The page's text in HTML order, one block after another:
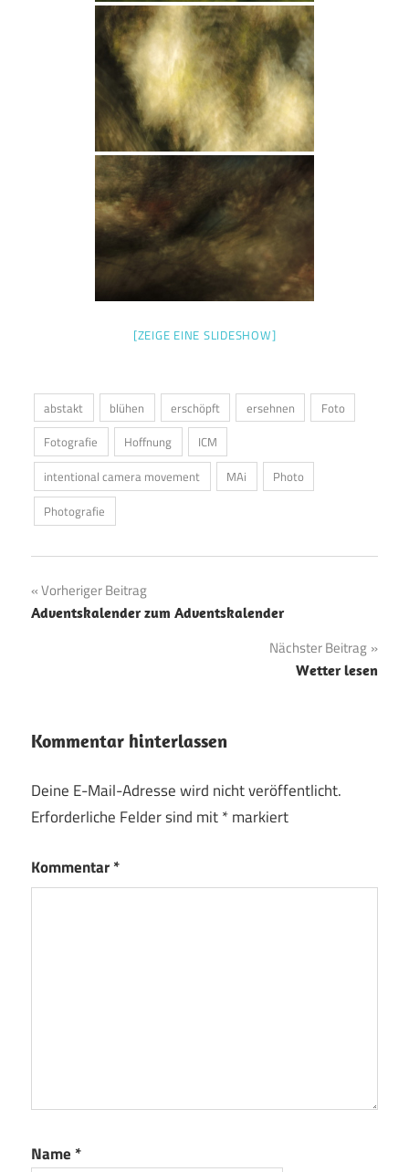
[ZEIGE EINE SLIDESHOW]
abstakt blühen erschöpft ersehnen
Foto
Fotografie
Hoffnung
ICM
intentional camera movement
MAi
Photo
Photografie
Beitragsnavigation
Vorheriger Beitrag
Adventskalender zum Adventskalender
Nächster Beitrag
Wetter lesen
Kommentar hinterlassen
Deine E-Mail-Adresse wird nicht veröffentlicht.
Erforderliche Felder sind mit*markiert
Kommentar*
Name *